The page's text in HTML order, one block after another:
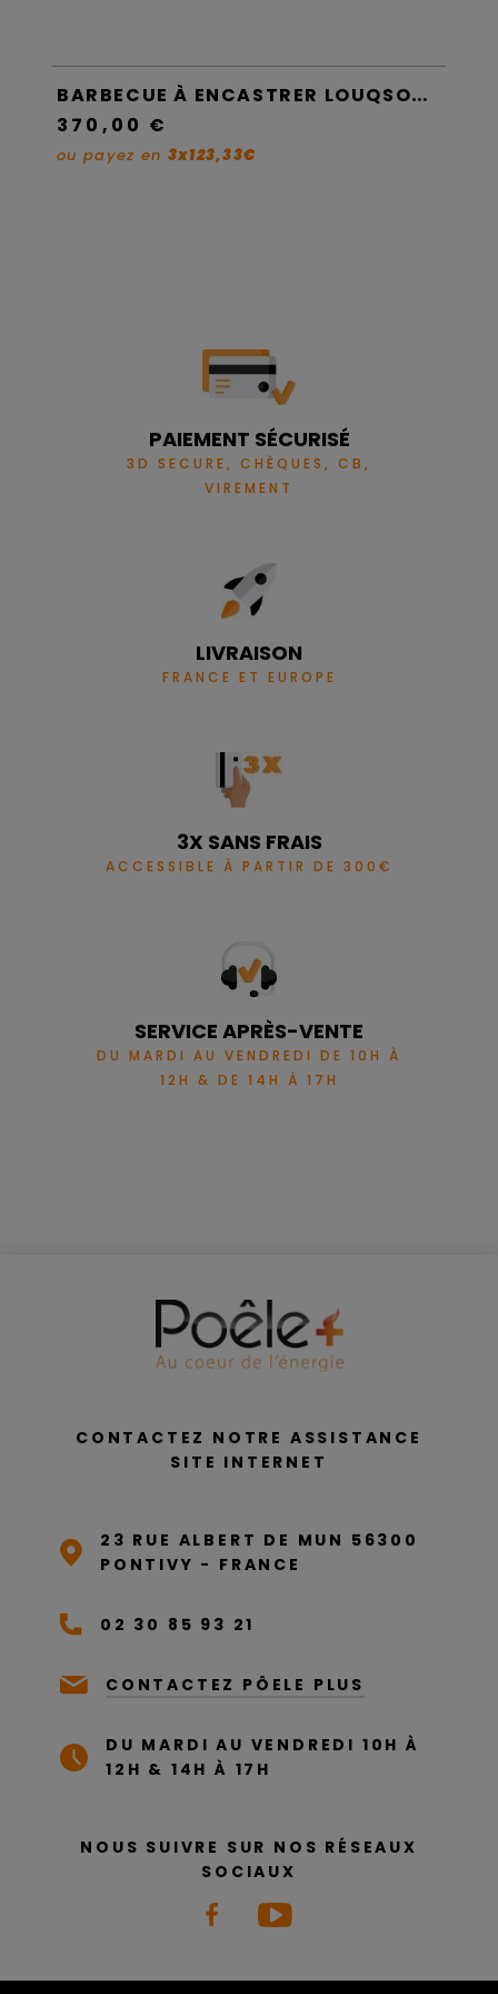
BARBECUE À ENCASTRER LOUQSOR - INVICTA
370,00 €
ou payez en 3x123,33€
PAIEMENT SÉCURISÉ
3D SECURE, CHÈQUES, CB,
VIREMENT
LIVRAISON
FRANCE ET EUROPE
3X SANS FRAIS
ACCESSIBLE À PARTIR DE 300€
SERVICE APRÈS-VENTE
DU MARDI AU VENDREDI DE 10H À
12H & DE 14H À 17H
CONTACTEZ NOTRE ASSISTANCE
SITE INTERNET
23 RUE ALBERT DE MUN 56300
PONTIVY - FRANCE
02 30 85 93 21
CONTACTEZ PÔELE PLUS
DU MARDI AU VENDREDI 10H À
12H & 14H À 17H
NOUS SUIVRE SUR NOS RÉSEAUX
SOCIAUX